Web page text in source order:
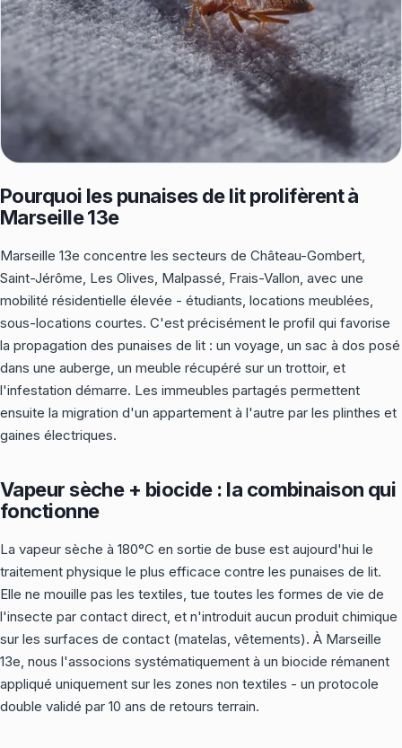
Pourquoi les punaises de lit prolifèrent à
Marseille 13e
Marseille 13e concentre les secteurs de Château-Gombert,
Saint-Jérôme, Les Olives, Malpassé, Frais-Vallon, avec une
mobilité résidentielle élevée - étudiants, locations meublées,
sous-locations courtes. C'est précisément le profil qui favorise
la propagation des punaises de lit : un voyage, un sac à dos posé
dans une auberge, un meuble récupéré sur un trottoir, et
l'infestation démarre. Les immeubles partagés permettent
ensuite la migration d'un appartement à l'autre par les plinthes et
gaines électriques.
Vapeur sèche + biocide : la combinaison qui
fonctionne
La vapeur sèche à 180°C en sortie de buse est aujourd'hui le
traitement physique le plus efficace contre les punaises de lit.
Elle ne mouille pas les textiles, tue toutes les formes de vie de
l'insecte par contact direct, et n'introduit aucun produit chimique
sur les surfaces de contact (matelas, vêtements). À Marseille
13e, nous l'associons systématiquement à un biocide rémanent
appliqué uniquement sur les zones non textiles - un protocole
double validé par 10 ans de retours terrain.